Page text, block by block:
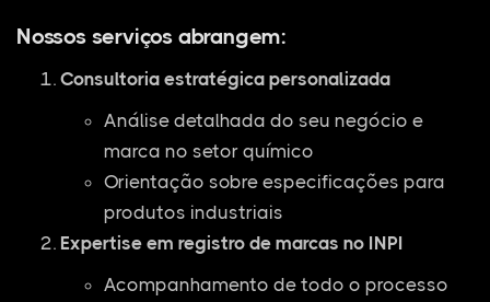
Nossos serviços abrangem:
Consultoria estratégica personalizada
Análise detalhada do seu negócio e
marca no setor químico
Orientação sobre especificações para
produtos industriais
Expertise em registro de marcas no INPI
Acompanhamento de todo o processo